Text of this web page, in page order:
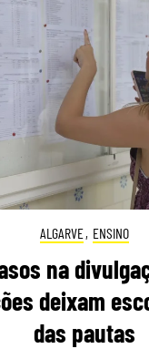
ALGARVE, ENSINO
na
deixam
das pautas